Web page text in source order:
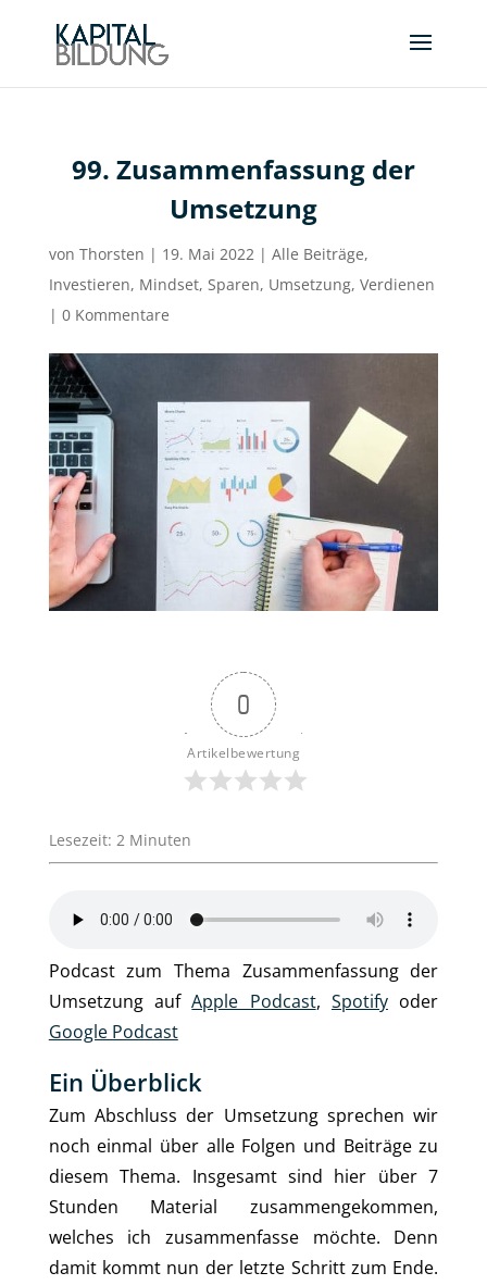
99. Zusammenfassung der
Umsetzung
von Thorsten | 19. Mai 2022| Alle Beiträge,
Investieren, Mindset, Sparen, Umsetzung, Verdienen
| 0 Kommentare
0
Artikelbewertung
Lesezeit: 2 Minuten
Podcast zum Thema Zusammenfassung der
Umsetzung aufApple Podcast, Spotifyoder
Google Podcast
Ein Überblick
Zum Abschluss der Umsetzung sprechen wir
noch einmal über alle Folgen und Beiträge zu
diesem Thema. Insgesamt sind hier über 7
Stunden Material zusammengekommen,
welches ich zusammenfasse möchte. Denn
damit kommt nun der letzte Schritt zum Ende.